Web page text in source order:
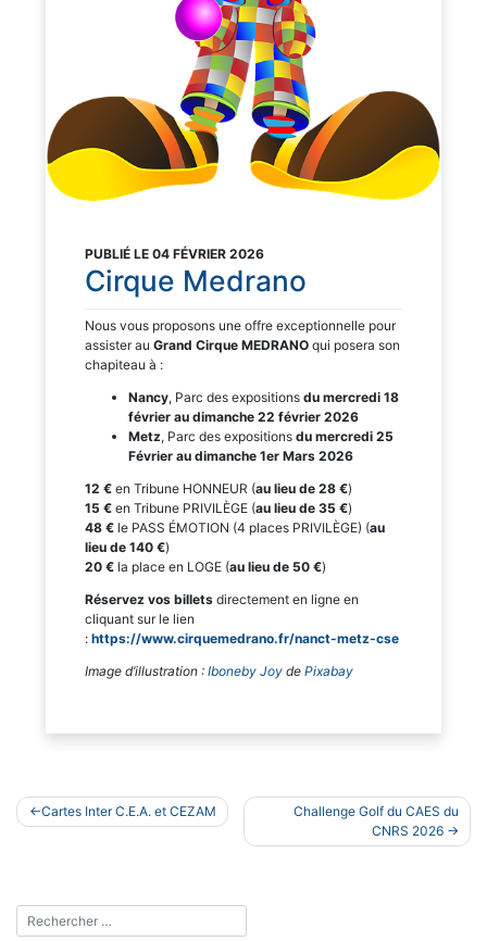
PUBLIÉ LE 04 FÉVRIER 2026
Cirque Medrano
Nous vous proposons une offre exceptionnelle pour
assister au Grand Cirque MEDRANO qui posera son
chapiteau à :
Nancy, Parc des expositions du mercredi 18
février au dimanche 22 février 2026
Metz, Parc des expositions du mercredi 25
Février au dimanche 1er Mars 2026
12 € en Tribune HONNEUR (au lieu de 28 €)
15 € en Tribune PRIVILÈGE (au lieu de 35 €)
48 € le PASS ÉMOTION (4 places PRIVILÈGE) (au
lieu de 140 €)
20 € la place en LOGE (au lieu de 50 €)
Réservez vos billets directement en ligne en
cliquant sur le lien
: https://www.cirquemedrano.fr/nanct-metz-cse
Image d’illustration : Iboneby Joy de Pixabay
Navigation
de
Cartes Inter C.E.A. et CEZAM
Challenge Golf du CAES du
CNRS 2026